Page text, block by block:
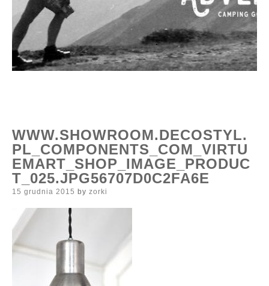
WWW.SHOWROOM.DECOSTYL.
PL_COMPONENTS_COM_VIRTU
EMART_SHOP_IMAGE_PRODUC
T_025.JPG56707D0C2FA6E
Posted
15 grudnia 2015 by zorki